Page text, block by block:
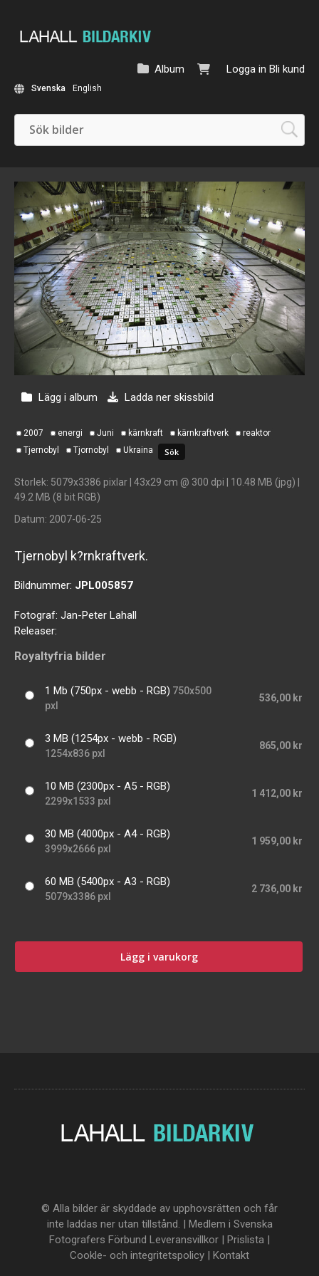
Logga in Bli kund
Album
Svenska English
Lägg i album Ladda ner skissbild
2007 energi Juni kärnkraft kärnkraftverk
reaktor
Tjernobyl
Tjornobyl Ukraina
Storlek: 5079x3386 pixlar | 43x29 cm @ 300 dpi | 10.48 MB (jpg) |
49.2 MB (8 bit RGB)
Datum: 2007-06-25
Tjernobyl k?rnkraftverk.
Bildnummer: JPL005857
Fotograf: Jan-Peter Lahall
Releaser:
Royaltyfria bilder
1 Mb (750px - webb - RGB) 750x500
pxl
536,00 kr
3 MB (1254px - webb - RGB)
1254x836 pxl
865,00 kr
10 MB (2300px - A5 - RGB)
2299x1533 pxl
1 412,00 kr
30 MB (4000px - A4 - RGB)
3999x2666 pxl
1 959,00 kr
60 MB (5400px - A3 - RGB)
5079x3386 pxl
2 736,00 kr
Lägg i varukorg
© Alla bilder är skyddade av upphovsrätten och får
inte laddas ner utan tillstånd. | Medlem i Svenska
Fotografers Förbund Leveransvillkor | Prislista |
Cookle- och integritetspolicy | Kontakt